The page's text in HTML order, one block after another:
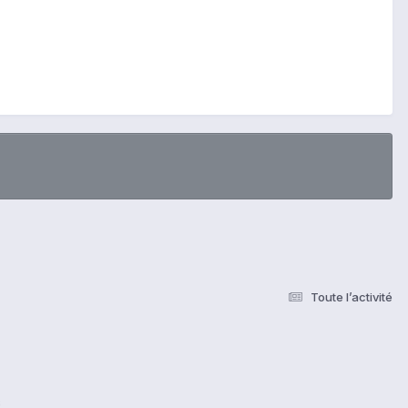
Toute l’activité